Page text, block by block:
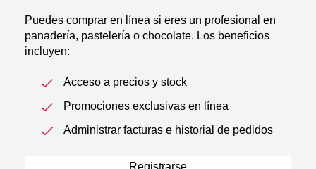
Puedes comprar en línea si eres un profesional en
panadería, pastelería o chocolate. Los beneficios
incluyen:
Acceso a precios y stock
Promociones exclusivas en línea
Administrar facturas e historial de pedidos